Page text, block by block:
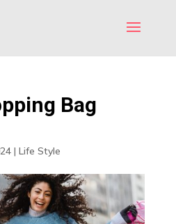
Bag
| Life Style